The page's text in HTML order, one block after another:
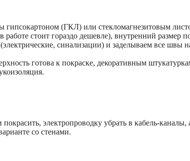
гипсокартоном (ГКЛ) или стекломагнезитовым
стоит гораздо дешевле), внутренний размер
синализации) и заделываем все швы
готова к покраске, декоративным
электропроводку убрать в кабель-
со стенами.